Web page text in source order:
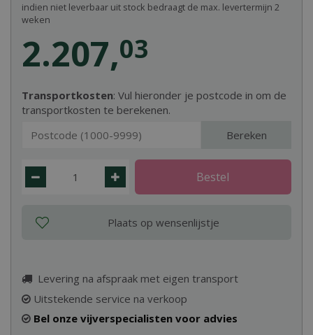
Transportkosten: Vul hieronder je postcode in om de
transportkosten te berekenen.
Bereken
2.207,03
indien niet leverbaar uit stock bedraagt de max. levertermijn 2
weken
Levering na afspraak met eigen transport
Uitstekende service na verkoop
Bel onze vijverspecialisten voor advies